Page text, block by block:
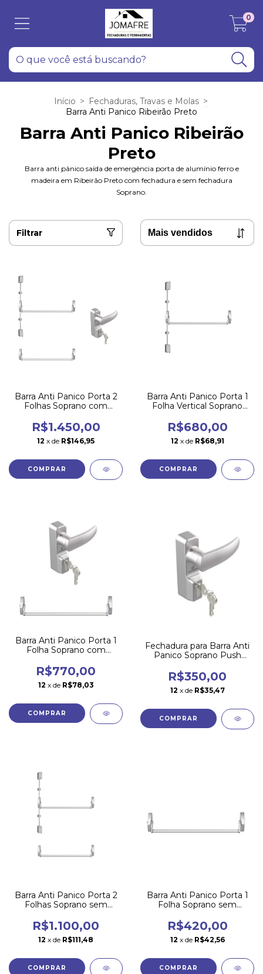
0
Início > Fechaduras, Travas e Molas >
Barra Anti Panico Ribeirão Preto
Barra Anti Panico Ribeirão
Preto
Barra anti pânico saída de emergência porta de alumínio ferro e
madeira em Ribeirão Preto com fechadura e sem fechadura
Soprano.
Filtrar
Barra Anti Panico Porta 2
Folhas Soprano com
R$1.450,00
12 x de R$146,95
Barra Anti Panico Porta 1
Folha Vertical Soprano
R$680,00
12 x de R$68,91
Barra Anti Panico Porta 1
Folha Soprano com
R$770,00
12 x de R$78,03
Fechadura para Barra Anti
Panico Soprano Push
R$350,00
12 x de R$35,47
Barra Anti Panico Porta 2
Folhas Soprano sem
R$1.100,00
12 x de R$111,48
Barra Anti Panico Porta 1
Folha Soprano sem
R$420,00
12 x de R$42,56